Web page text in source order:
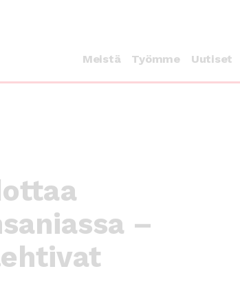
Meistä Työmme Uutiset
–